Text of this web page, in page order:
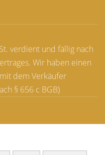
verdient und fällig nach
Wir haben einen
dem Verkäufer
§ 656 c BGB)